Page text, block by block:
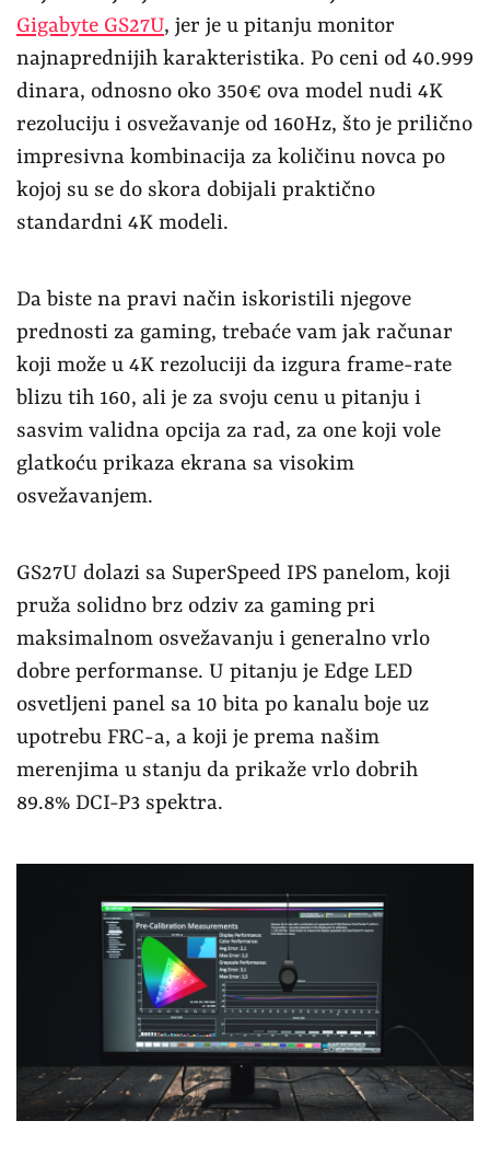
Gigabyte GS27U, jer je u pitanju monitor
najnaprednijih karakteristika. Po ceni od 40.999
dinara, odnosno oko 350€ ova model nudi 4K
rezoluciju i osvežavanje od 160Hz, što je prilično
impresivna kombinacija za količinu novca po
kojoj su se do skora dobijali praktično
standardni 4K modeli.
Da biste na pravi način iskoristili njegove
prednosti za gaming, trebaće vam jak računar
koji može u 4K rezoluciji da izgura frame-rate
blizu tih 160, ali je za svoju cenu u pitanju i
sasvim validna opcija za rad, za one koji vole
glatkoću prikaza ekrana sa visokim
osvežavanjem.
GS27U dolazi sa SuperSpeed IPS panelom, koji
pruža solidno brz odziv za gaming pri
maksimalnom osvežavanju i generalno vrlo
dobre performanse. U pitanju je Edge LED
osvetljeni panel sa 10 bita po kanalu boje uz
upotrebu FRC-a, a koji je prema našim
merenjima u stanju da prikaže vrlo dobrih
89.8% DCI-P3 spektra.